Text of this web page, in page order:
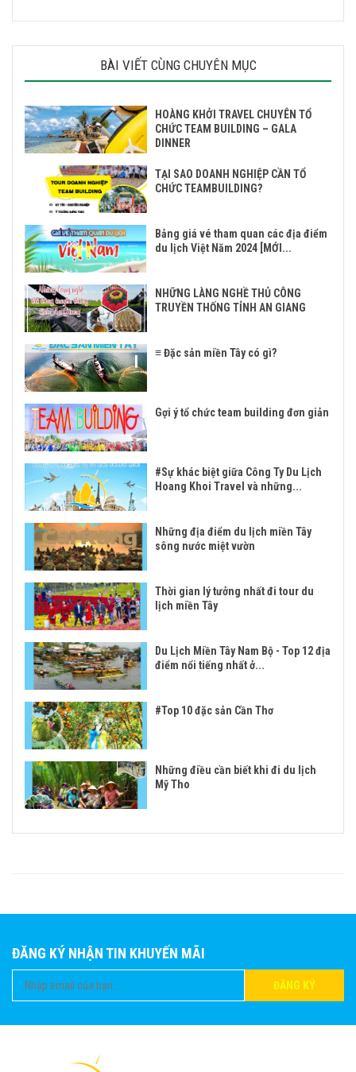
BÀI VIẾT CÙNG CHUYÊN MỤC
HOÀNG KHỞI TRAVEL CHUYÊN TỔ
CHỨC TEAM BUILDING – GALA
DINNER
TẠI SAO DOANH NGHIỆP CẦN TỔ
CHỨC TEAMBUILDING?
Bảng giá vé tham quan các địa điểm
du lịch Việt Năm 2024 [MỚI...
NHỮNG LÀNG NGHỀ THỦ CÔNG
TRUYỀN THỐNG TỈNH AN GIANG
≡ Đặc sản miền Tây có gì?
Gợi ý tổ chức team building đơn giản
#Sự khác biệt giữa Công Ty Du Lịch
Hoang Khoi Travel và những...
Những địa điểm du lịch miền Tây
sông nước miệt vườn
Thời gian lý tưởng nhất đi tour du
lịch miền Tây
Du Lịch Miền Tây Nam Bộ - Top 12 địa
điểm nổi tiếng nhất ở...
#Top 10 đặc sản Cần Thơ
Những điều cần biết khi đi du lịch
Mỹ Tho
ĐĂNG KÝ NHẬN TIN KHUYẾN MÃI
ĐĂNG KÝ